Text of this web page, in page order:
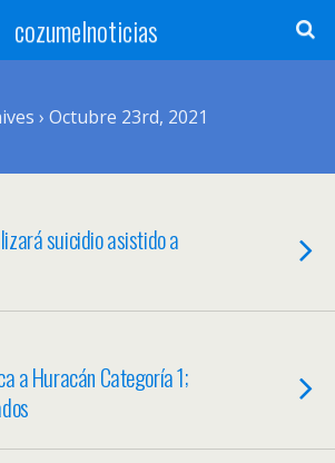
cozumelnoticias
› Octubre 23rd, 2021
suicidio asistido a
a Huracán Categoría 1;